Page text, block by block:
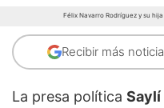
Félix Navarro Rodríguez y su
Recibir más
La presa política Saylí